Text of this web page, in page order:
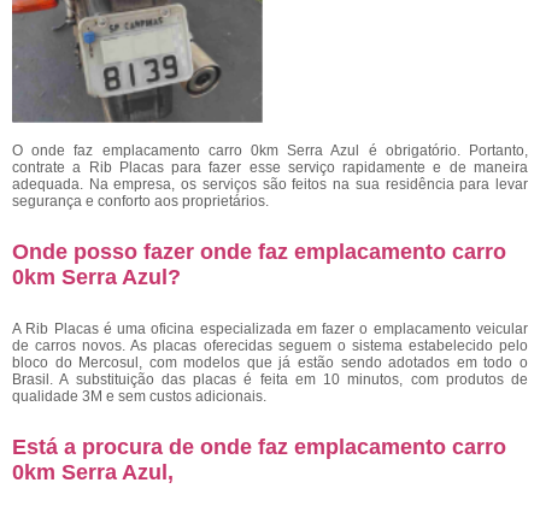
O onde faz emplacamento carro 0km Serra Azul é obrigatório. Portanto,
contrate a Rib Placas para fazer esse serviço rapidamente e de maneira
adequada. Na empresa, os serviços são feitos na sua residência para levar
segurança e conforto aos proprietários.
Onde posso fazer onde faz emplacamento carro
0km Serra Azul?
A Rib Placas é uma oficina especializada em fazer o emplacamento veicular
de carros novos. As placas oferecidas seguem o sistema estabelecido pelo
bloco do Mercosul, com modelos que já estão sendo adotados em todo o
Brasil. A substituição das placas é feita em 10 minutos, com produtos de
qualidade 3M e sem custos adicionais.
Está a procura de onde faz emplacamento carro
0km Serra Azul,